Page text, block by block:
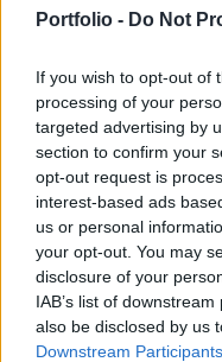
Portfolio - Do Not
If you wish to opt-out of
processing of your
targeted advertising by
section to confirm your
opt-out request is
interest-based ads
us or personal
your opt-out. You may
disclosure of your
IAB’s list of
also be disclosed by us
Downstream Participants
2007. február 28. 10:50
Kismértékben
párt
pártválasztók,
körében, derül ki a
felmérésből. A
jelentős a Fidesz
tűnik nem tud több